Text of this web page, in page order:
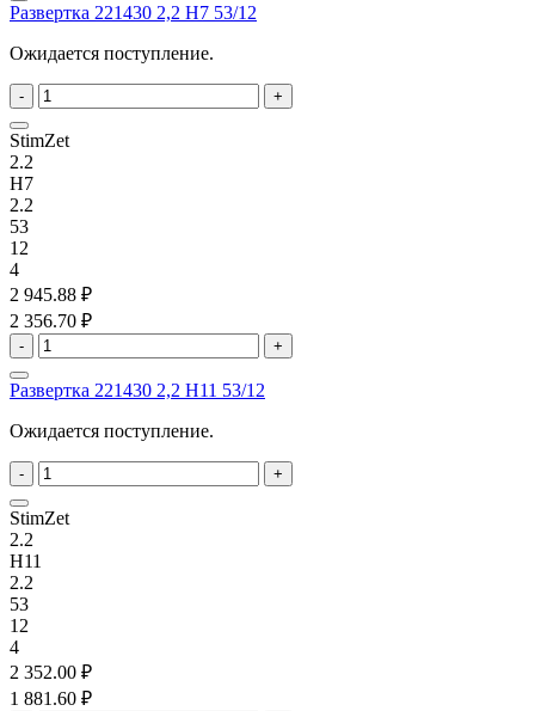
Развертка 221430 2,2 H7 53/12
Ожидается поступление.
- +
StimZet
2.2
H7
2.2
53
12
4
2 945.88 ₽
2 356.70 ₽
- +
Развертка 221430 2,2 H11 53/12
Ожидается поступление.
- +
StimZet
2.2
H11
2.2
53
12
4
2 352.00 ₽
1 881.60 ₽